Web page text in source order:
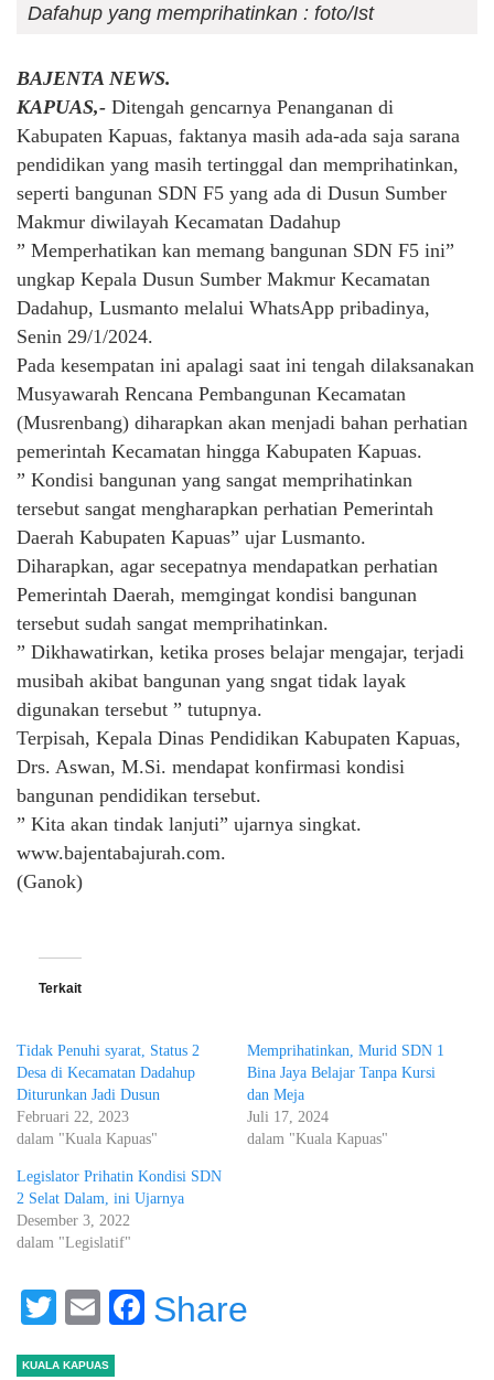
Dafahup yang memprihatinkan : foto/Ist
BAJENTA NEWS.
KAPUAS,- Ditengah gencarnya Penanganan di
Kabupaten Kapuas, faktanya masih ada-ada saja sarana
pendidikan yang masih tertinggal dan memprihatinkan,
seperti bangunan SDN F5 yang ada di Dusun Sumber
Makmur diwilayah Kecamatan Dadahup
” Memperhatikan kan memang bangunan SDN F5 ini”
ungkap Kepala Dusun Sumber Makmur Kecamatan
Dadahup, Lusmanto melalui WhatsApp pribadinya,
Senin 29/1/2024.
Pada kesempatan ini apalagi saat ini tengah dilaksanakan
Musyawarah Rencana Pembangunan Kecamatan
(Musrenbang) diharapkan akan menjadi bahan perhatian
pemerintah Kecamatan hingga Kabupaten Kapuas.
” Kondisi bangunan yang sangat memprihatinkan
tersebut sangat mengharapkan perhatian Pemerintah
Daerah Kabupaten Kapuas” ujar Lusmanto.
Diharapkan, agar secepatnya mendapatkan perhatian
Pemerintah Daerah, memgingat kondisi bangunan
tersebut sudah sangat memprihatinkan.
” Dikhawatirkan, ketika proses belajar mengajar, terjadi
musibah akibat bangunan yang sngat tidak layak
digunakan tersebut ” tutupnya.
Terpisah, Kepala Dinas Pendidikan Kabupaten Kapuas,
Drs. Aswan, M.Si. mendapat konfirmasi kondisi
bangunan pendidikan tersebut.
” Kita akan tindak lanjuti” ujarnya singkat.
www.bajentabajurah.com.
(Ganok)
Terkait
Tidak Penuhi syarat, Status 2
Desa di Kecamatan Dadahup
Diturunkan Jadi Dusun
Februari 22, 2023
dalam "Kuala Kapuas"
Memprihatinkan, Murid SDN 1
Bina Jaya Belajar Tanpa Kursi
dan Meja
Juli 17, 2024
dalam "Kuala Kapuas"
Legislator Prihatin Kondisi SDN
2 Selat Dalam, ini Ujarnya
Desember 3, 2022
dalam "Legislatif"
Twitter
EmailFacebook
Share
KUALA KAPUAS